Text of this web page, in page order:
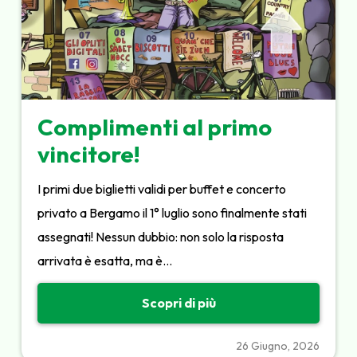
Complimenti al primo
vincitore!
I primi due biglietti validi per buffet e concerto
privato a Bergamo il 1° luglio sono finalmente stati
assegnati! Nessun dubbio: non solo la risposta
arrivata è esatta, ma è…
Scopri di più
26 Giugno, 2026